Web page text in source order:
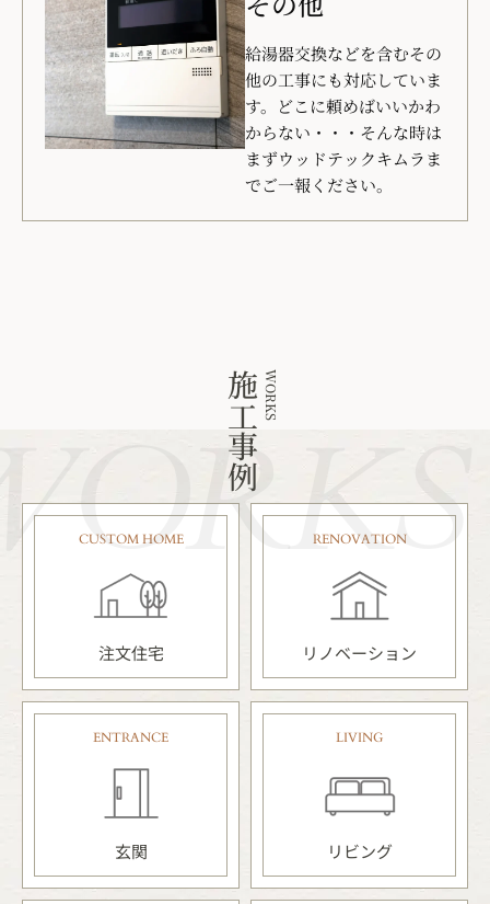
給湯器交換などを含むその
他の工事にも対応していま
す。どこに頼めばいいかわ
からない・・・そんな時は
まずウッドテックキムラま
でご一報ください。
WORKS
施工事例
CUSTOM HOME
注文住宅
RENOVATION
リノベーション
ENTRANCE
玄関
LIVING
リビング